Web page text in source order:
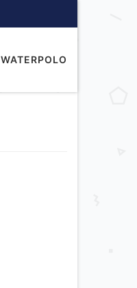
WATERPOLO